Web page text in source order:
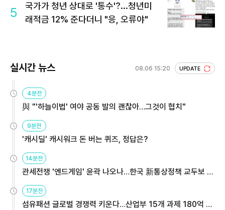
5
국가가 청년 상대로 '통수'?...청년미
래적금 12% 준다더니 "응, 오류야"
실시간 뉴스 08.06 15:20 UPDATE
4분전
與 "'하늘이법' 여야 공동 발의 괜찮아…그것이 협치"
9분전
'캐시딜' 캐시워크 돈 버는 퀴즈, 정답은?
14분전
관세전쟁 '엔드게임' 윤곽 나오나…한국 新통상정책 교두보 활
용해야
17분전
섬유패션 글로벌 경쟁력 키운다…산업부 15개 과제 180억 지